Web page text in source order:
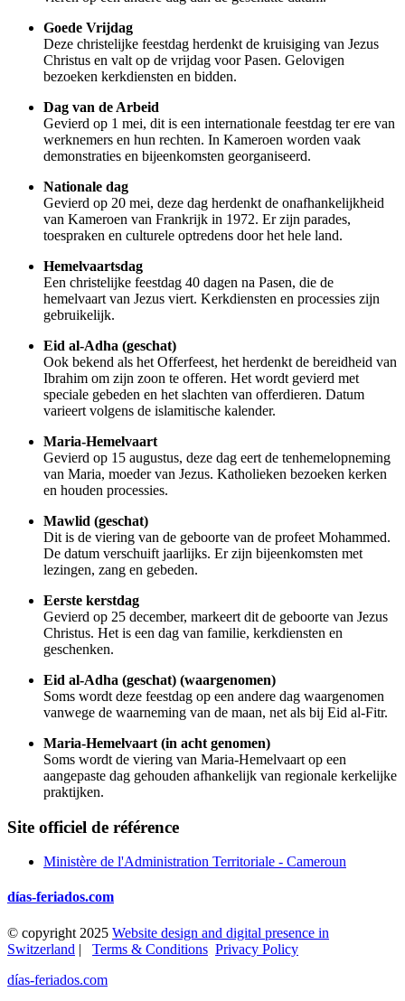
Goede Vrijdag
Deze christelijke feestdag herdenkt de kruisiging van Jezus
Christus en valt op de vrijdag voor Pasen. Gelovigen
bezoeken kerkdiensten en bidden.
Dag van de Arbeid
Gevierd op 1 mei, dit is een internationale feestdag ter ere van
werknemers en hun rechten. In Kameroen worden vaak
demonstraties en bijeenkomsten georganiseerd.
Nationale dag
Gevierd op 20 mei, deze dag herdenkt de onafhankelijkheid
van Kameroen van Frankrijk in 1972. Er zijn parades,
toespraken en culturele optredens door het hele land.
Hemelvaartsdag
Een christelijke feestdag 40 dagen na Pasen, die de
hemelvaart van Jezus viert. Kerkdiensten en processies zijn
gebruikelijk.
Eid al-Adha (geschat)
Ook bekend als het Offerfeest, het herdenkt de bereidheid van
Ibrahim om zijn zoon te offeren. Het wordt gevierd met
speciale gebeden en het slachten van offerdieren. Datum
varieert volgens de islamitische kalender.
Maria-Hemelvaart
Gevierd op 15 augustus, deze dag eert de tenhemelopneming
van Maria, moeder van Jezus. Katholieken bezoeken kerken
en houden processies.
Mawlid (geschat)
Dit is de viering van de geboorte van de profeet Mohammed.
De datum verschuift jaarlijks. Er zijn bijeenkomsten met
lezingen, zang en gebeden.
Eerste kerstdag
Gevierd op 25 december, markeert dit de geboorte van Jezus
Christus. Het is een dag van familie, kerkdiensten en
geschenken.
Eid al-Adha (geschat) (waargenomen)
Soms wordt deze feestdag op een andere dag waargenomen
vanwege de waarneming van de maan, net als bij Eid al-Fitr.
Maria-Hemelvaart (in acht genomen)
Soms wordt de viering van Maria-Hemelvaart op een
aangepaste dag gehouden afhankelijk van regionale kerkelijke
praktijken.
Site officiel de référence
Ministère de l'Administration Territoriale - Cameroun
días-feriados.com
© copyright 2025 Website design and digital presence in
Switzerland | Terms & Conditions Privacy Policy
días-feriados.com